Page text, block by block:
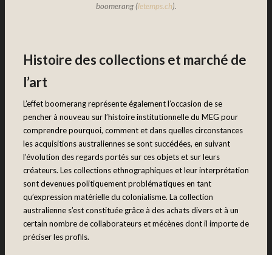
boomerang (letemps.ch).
Histoire des collections et marché de
l’art
L’effet boomerang représente également l’occasion de se
pencher à nouveau sur l’histoire institutionnelle du MEG pour
comprendre pourquoi, comment et dans quelles circonstances
les acquisitions australiennes se sont succédées, en suivant
l’évolution des regards portés sur ces objets et sur leurs
créateurs. Les collections ethnographiques et leur interprétation
sont devenues politiquement problématiques en tant
qu’expression matérielle du colonialisme. La collection
australienne s’est constituée grâce à des achats divers et à un
certain nombre de collaborateurs et mécènes dont il importe de
préciser les profils.